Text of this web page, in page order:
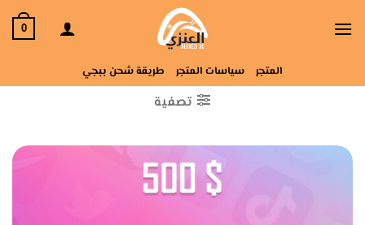
للمحتوى
0
المتجر سياسات المتجر طريقة شحن ببجي
تصفية